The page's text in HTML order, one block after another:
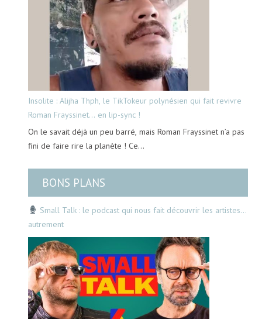
Insolite : Alijha Thph, le TikTokeur polynésien qui fait revivre
Roman Frayssinet… en lip-sync !
On le savait déjà un peu barré, mais Roman Frayssinet n’a pas
fini de faire rire la planète ! Ce…
BONS PLANS
Small Talk : le podcast qui nous fait découvrir les artistes…
autrement